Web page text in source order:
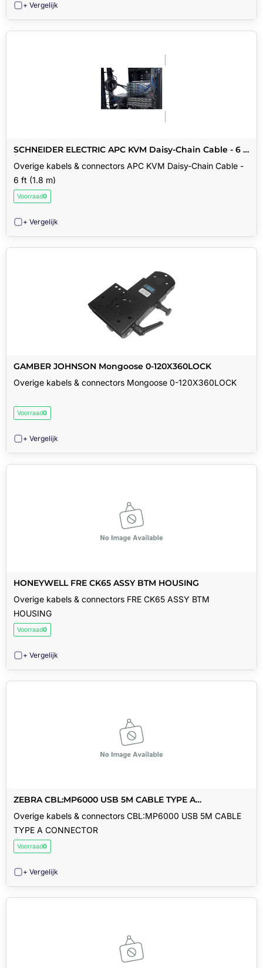
+ Vergelijk
SCHNEIDER ELECTRIC APC KVM Daisy-Chain Cable - 6 ft
(1.8 m)
Overige kabels & connectors APC KVM Daisy-Chain Cable -
6 ft (1.8 m)
Voorraad0
+ Vergelijk
GAMBER JOHNSON Mongoose 0-120X360LOCK
Overige kabels & connectors Mongoose 0-120X360LOCK
Voorraad0
+ Vergelijk
HONEYWELL FRE CK65 ASSY BTM HOUSING
Overige kabels & connectors FRE CK65 ASSY BTM
HOUSING
Voorraad0
+ Vergelijk
ZEBRA CBL:MP6000 USB 5M CABLE TYPE A
Overige kabels & connectors CBL:MP6000 USB 5M CABLE
TYPE A CONNECTOR
Voorraad0
+ Vergelijk